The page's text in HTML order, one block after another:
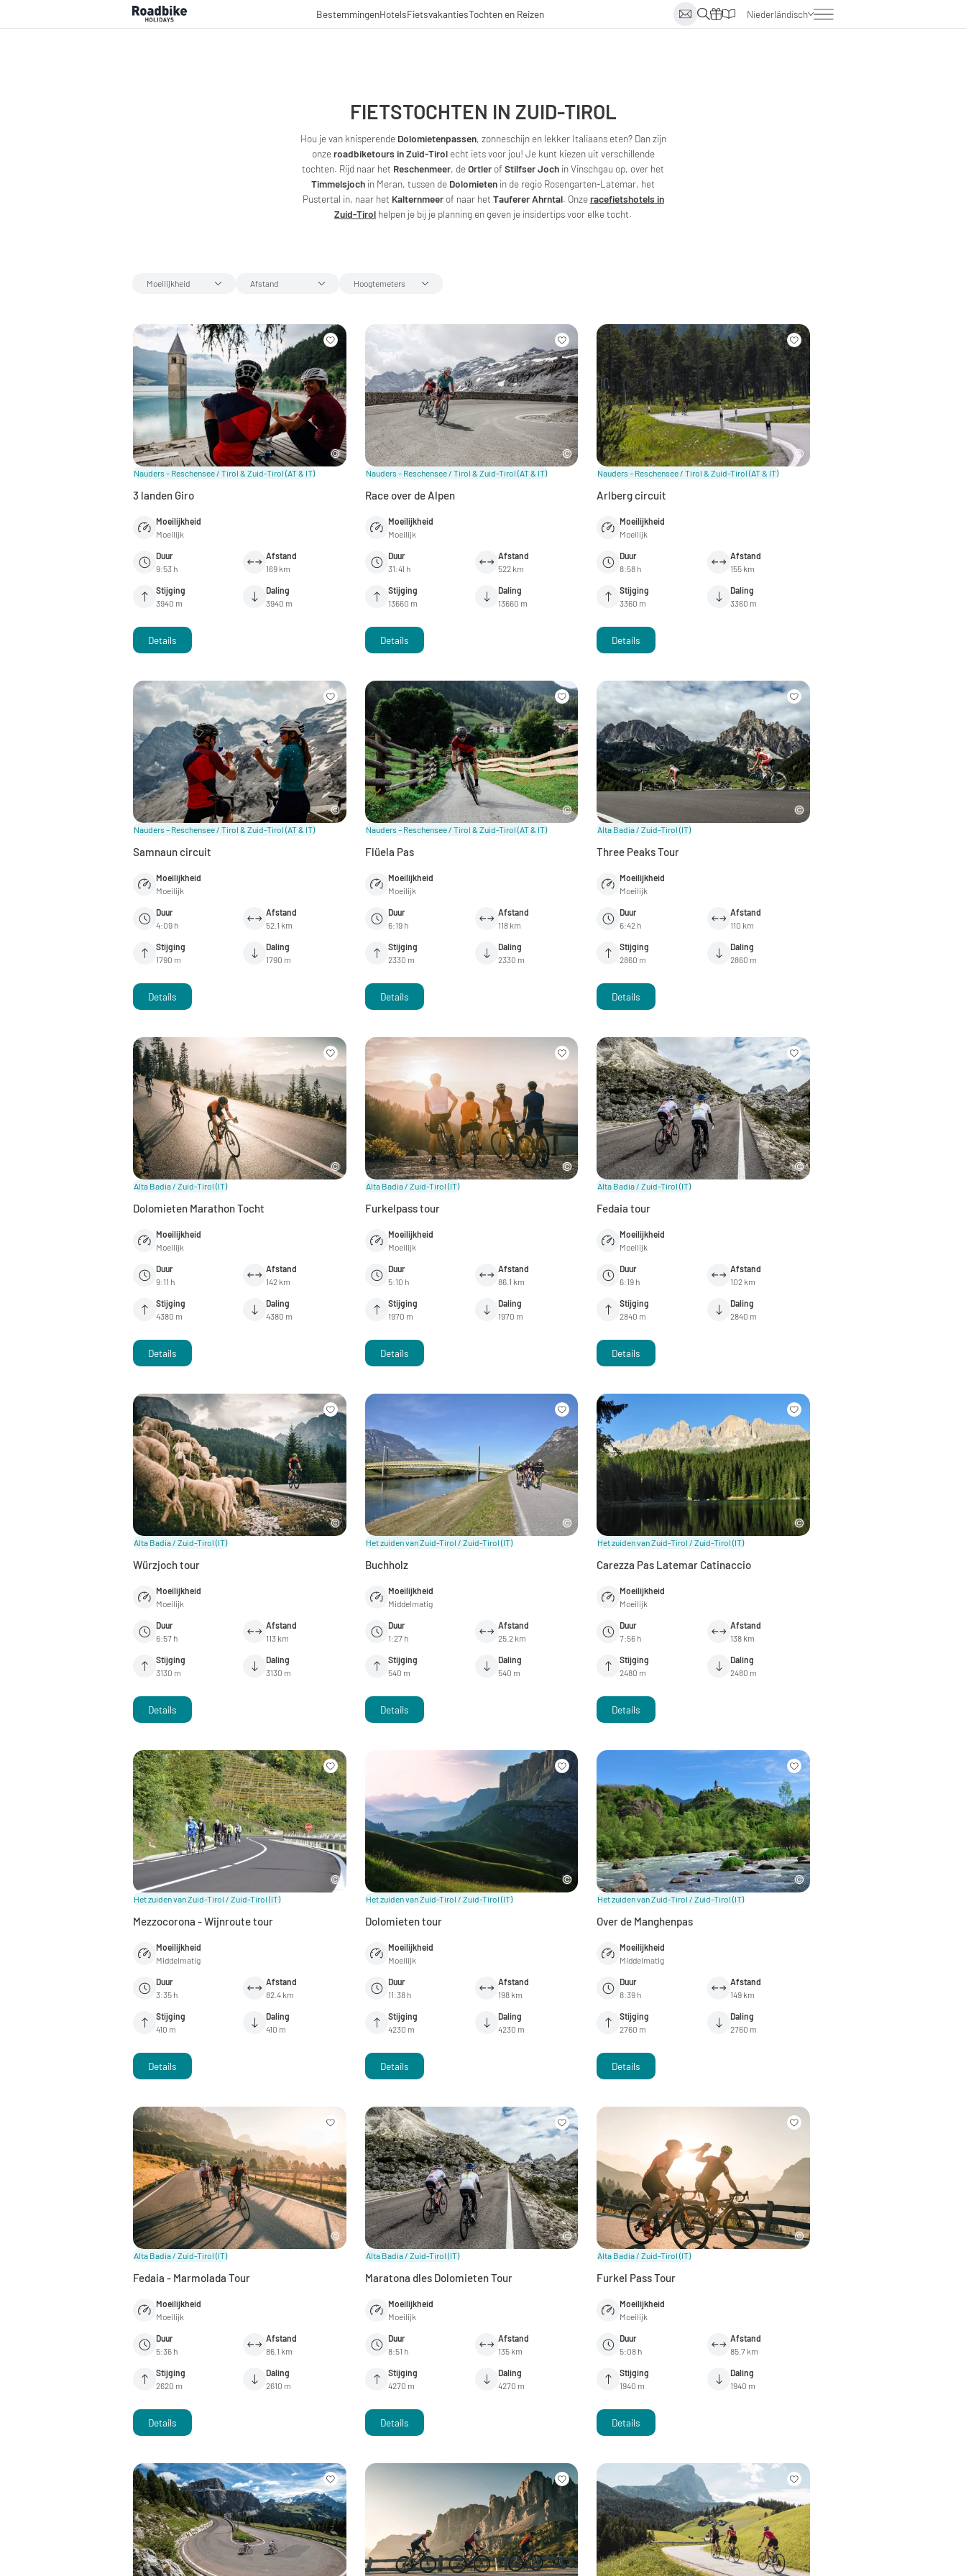
BestemmingenHotelsFietsvakantiesTochten en Reizen Niederländisch
Deutsch
FIETSTOCHTEN IN ZUID-TIROL
Hou je van knisperende Dolomietenpassen, zonneschijn en lekker Italiaans eten? Dan zijn
onzeroadbiketours in Zuid-Tirolecht iets voor jou! Je kunt kiezen uit verschillende
tochten. Rijd naar het Reschenmeer, deOrtler of Stilfser Joch in Vinschgau op, over het
Timmelsjoch in Meran, tussen de Dolomieten in de regio Rosengarten-Latemar, het
Pustertal in, naar het Kalternmeerof naar het Tauferer Ahrntal. Onzeracefietshotels in
Zuid-Tirol helpen je bij je planning en geven je insidertips voor elke tocht.
Moeilijkheid Afstand Hoogtemeters
Nauders – Reschensee / Tirol & Zuid-Tirol (AT & IT)
3 landen Giro
Moeilijkheid
Moeilijk
Duur
9:53 h
Afstand
169 km
Stijging
3940 m
Daling
3940 m
Details
Nauders – Reschensee / Tirol & Zuid-Tirol (AT & IT)
Race over de Alpen
Moeilijkheid
Moeilijk
Duur
31:41 h
Afstand
522 km
Stijging
13660 m
Daling
13660 m
Details
Nauders – Reschensee / Tirol & Zuid-Tirol (AT & IT)
Arlberg circuit
Moeilijkheid
Moeilijk
Duur
8:58 h
Afstand
155 km
Stijging
3360 m
Daling
3360 m
Details
Nauders – Reschensee / Tirol & Zuid-Tirol (AT & IT)
Samnaun circuit
Moeilijkheid
Moeilijk
Duur
4:09 h
Afstand
52.1 km
Stijging
1790 m
Daling
1790 m
Details
Nauders – Reschensee / Tirol & Zuid-Tirol (AT & IT)
Flüela Pas
Moeilijkheid
Moeilijk
Duur
6:19 h
Afstand
118 km
Stijging
2330 m
Daling
2330 m
Details
Alta Badia / Zuid-Tirol (IT)
Three Peaks Tour
Moeilijkheid
Moeilijk
Duur
6:42 h
Afstand
110 km
Stijging
2860 m
Daling
2860 m
Details
Alta Badia / Zuid-Tirol (IT)
Dolomieten Marathon Tocht
Moeilijkheid
Moeilijk
Duur
9:11 h
Afstand
142 km
Stijging
4380 m
Daling
4380 m
Details
Alta Badia / Zuid-Tirol (IT)
Furkelpass tour
Moeilijkheid
Moeilijk
Duur
5:10 h
Afstand
86.1 km
Stijging
1970 m
Daling
1970 m
Details
Alta Badia / Zuid-Tirol (IT)
Fedaia tour
Moeilijkheid
Moeilijk
Duur
6:19 h
Afstand
102 km
Stijging
2840 m
Daling
2840 m
Details
Alta Badia / Zuid-Tirol (IT)
Würzjoch tour
Moeilijkheid
Moeilijk
Duur
6:57 h
Afstand
113 km
Stijging
3130 m
Daling
3130 m
Details
Het zuiden van Zuid-Tirol / Zuid-Tirol (IT)
Buchholz
Moeilijkheid
Middelmatig
Duur
1:27 h
Afstand
25.2 km
Stijging
540 m
Daling
540 m
Details
Het zuiden van Zuid-Tirol / Zuid-Tirol (IT)
Carezza Pas Latemar Catinaccio
Moeilijkheid
Moeilijk
Duur
7:56 h
Afstand
138 km
Stijging
2480 m
Daling
2480 m
Details
Het zuiden van Zuid-Tirol / Zuid-Tirol (IT)
Mezzocorona - Wijnroute tour
Moeilijkheid
Middelmatig
Duur
3:35 h
Afstand
82.4 km
Stijging
410 m
Daling
410 m
Details
Het zuiden van Zuid-Tirol / Zuid-Tirol (IT)
Dolomieten tour
Moeilijkheid
Moeilijk
Duur
11:38 h
Afstand
198 km
Stijging
4230 m
Daling
4230 m
Details
Het zuiden van Zuid-Tirol / Zuid-Tirol (IT)
Over de Manghenpas
Moeilijkheid
Middelmatig
Duur
8:39 h
Afstand
149 km
Stijging
2760 m
Daling
2760 m
Details
Alta Badia / Zuid-Tirol (IT)
Fedaia - Marmolada Tour
Moeilijkheid
Moeilijk
Duur
5:36 h
Afstand
86.1 km
Stijging
2620 m
Daling
2610 m
Details
Alta Badia / Zuid-Tirol (IT)
Maratona dles Dolomieten Tour
Moeilijkheid
Moeilijk
Duur
8:51 h
Afstand
135 km
Stijging
4270 m
Daling
4270 m
Details
Alta Badia / Zuid-Tirol (IT)
Furkel Pass Tour
Moeilijkheid
Moeilijk
Duur
5:08 h
Afstand
85.7 km
Stijging
1940 m
Daling
1940 m
Details